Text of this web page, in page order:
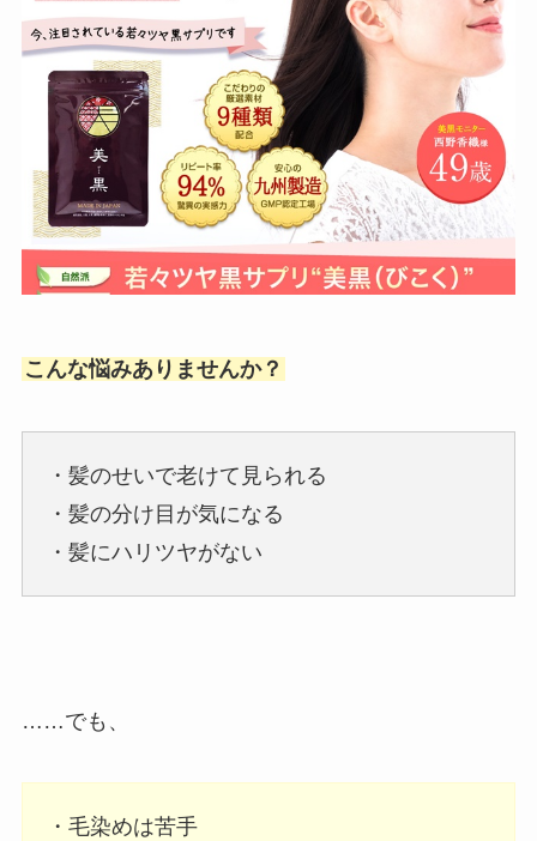
こんな悩みありませんか？
・髪のせいで老けて見られる
・髪の分け目が気になる
・髪にハリツヤがない
……でも、
・毛染めは苦手